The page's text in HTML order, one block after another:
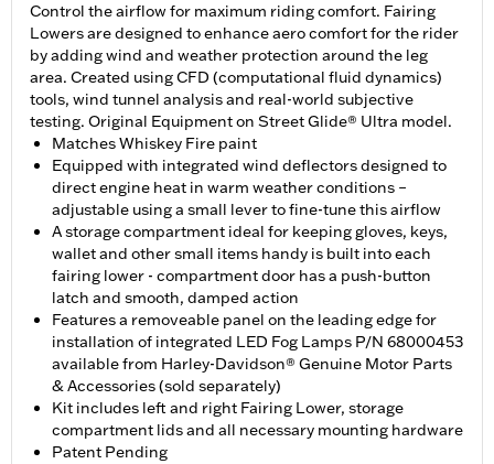
Control the airflow for maximum riding comfort. Fairing
Lowers are designed to enhance aero comfort for the rider
by adding wind and weather protection around the leg
area. Created using CFD (computational fluid dynamics)
tools, wind tunnel analysis and real-world subjective
testing. Original Equipment on Street Glide® Ultra model.
Matches Whiskey Fire paint
Equipped with integrated wind deflectors designed to
direct engine heat in warm weather conditions –
adjustable using a small lever to fine-tune this airflow
A storage compartment ideal for keeping gloves, keys,
wallet and other small items handy is built into each
fairing lower - compartment door has a push-button
latch and smooth, damped action
Features a removeable panel on the leading edge for
installation of integrated LED Fog Lamps P/N 68000453
available from Harley-Davidson® Genuine Motor Parts
& Accessories (sold separately)
Kit includes left and right Fairing Lower, storage
compartment lids and all necessary mounting hardware
Patent Pending